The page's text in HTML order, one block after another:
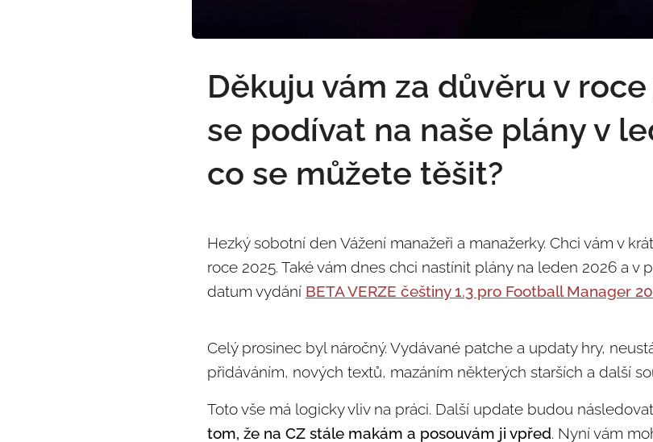
Děkuju vám za důvěru v
se podívat na naše plány v
co se můžete těšit?
Hezký sobotní den Vážení manažeři a manažerky. Chci vám v
roce 2025. Také vám dnes chci nastínit plány na leden 2026 a v
datum vydání BETA VERZE češtiny 1.3 pro Football Manager
Celý prosinec byl náročný. Vydávané patche a updaty hry,
přidáváním, nových textů, mazáním některých starších a další
Toto vše má logicky vliv na práci. Další update budou
tom, že na CZ stále makám a posouvám ji vpřed. Nyní vám